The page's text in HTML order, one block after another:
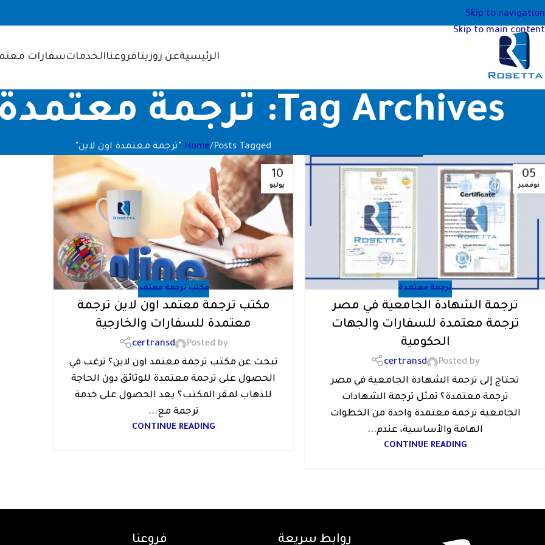
Skip to navigation
Skip to main content
الرئيسيةعن روزيتافروعناالخدماتسفارات
Tag Archives: ترجمة معتمدة اون لاين
Home Posts Tagged "ترجمة معتمدة اون لاين"
05
نوفمبر
ترجمة معتمدة
ترجمة الشهادة الجامعية في مصر
ترجمة معتمدة للسفارات والجهات
الحكومية
Posted by
certransd
تحتاج إلى ترجمة الشهادة الجامعية في مصر
ترجمة معتمدة؟ تمثل ترجمة الشهادات
الجامعية ترجمة معتمدة واحدة من الخطوات
الهامة والأساسية، عندم...
CONTINUE READING
10
يوليو
مكتب ترجمة معتمد
مكتب ترجمة معتمد اون لاين ترجمة
معتمدة للسفارات والخارجية
Posted by
certransd
تبحث عن مكتب ترجمة معتمد اون لاين؟ ترغب في
الحصول على ترجمة معتمدة للوثائق دون الحاجة
للذهاب لمقر المكتب؟ يعد الحصول على خدمة
ترجمة مع...
CONTINUE READING
روابط سريعة فروعنا